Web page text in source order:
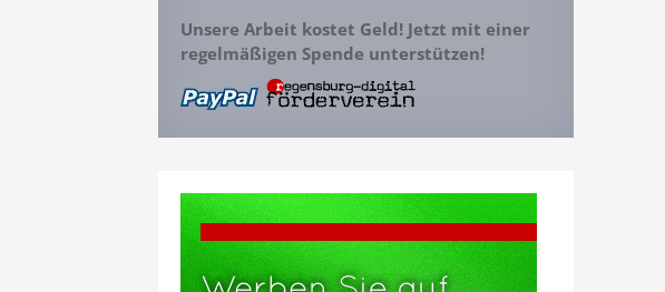
Unsere Arbeit kostet Geld! Jetzt mit einer
regelmäßigen Spende unterstützen!